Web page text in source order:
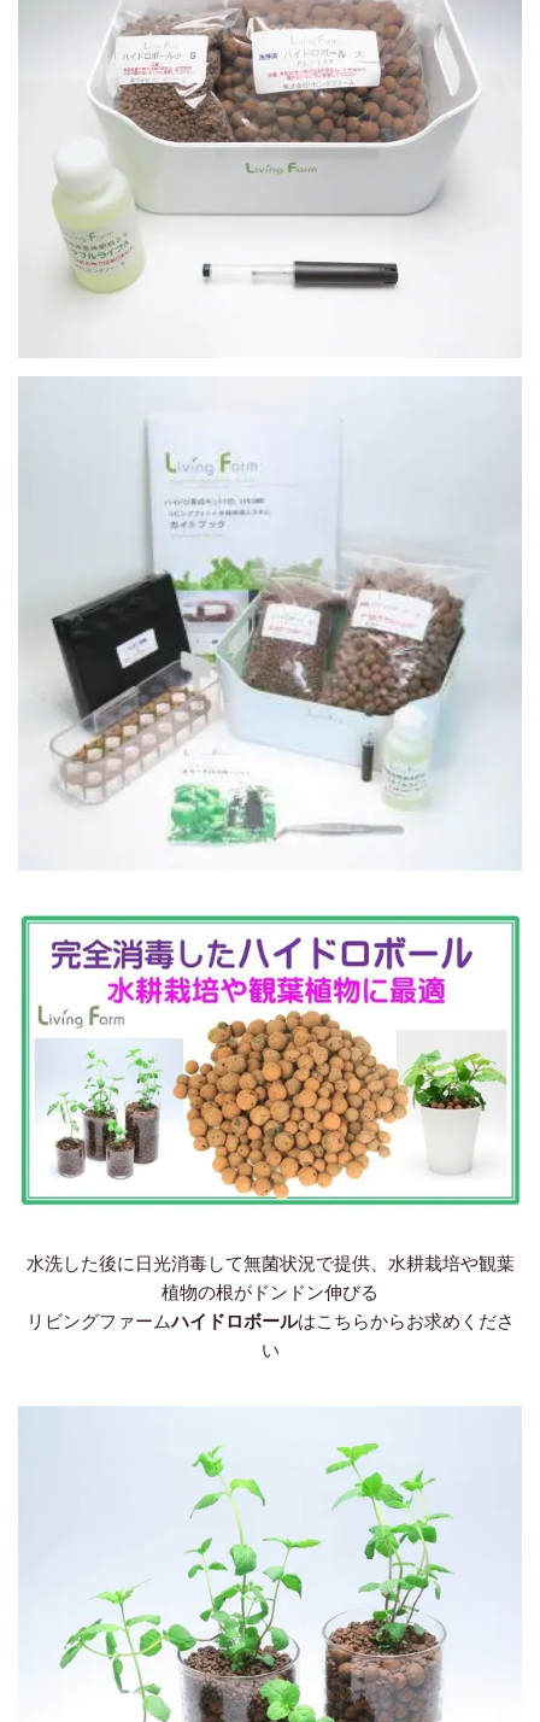
水洗した後に日光消毒して無菌状況で提供、水耕栽培や観葉
植物の根がドンドン伸びる
リビングファームハイドロボールはこちらからお求めくださ
い